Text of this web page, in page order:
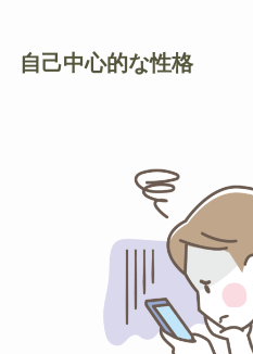
自己中心的な性格